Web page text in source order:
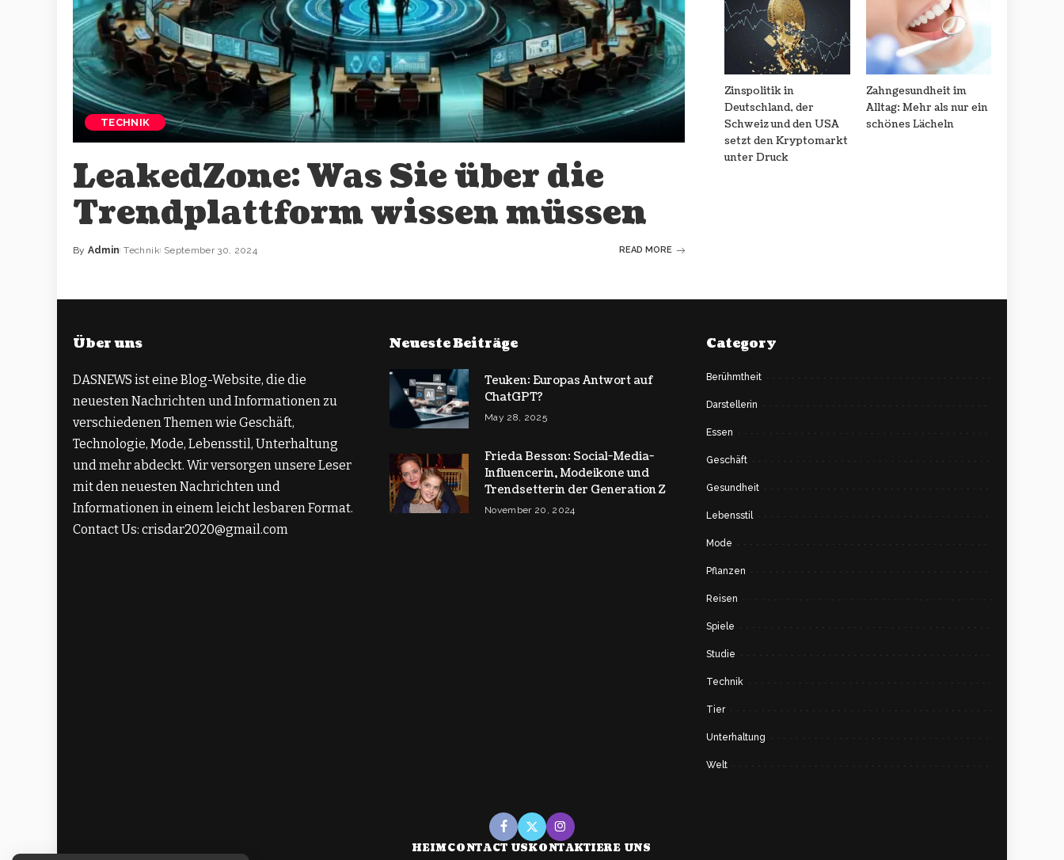
TECHNIK
LeakedZone: Was Sie über die
Trendplattform wissen müssen
By Admin Technik September 30, 2024 READ MORE
Zinspolitik in
Deutschland, der
Schweiz und den USA
setzt den Kryptomarkt
unter Druck
Zahngesundheit im
Alltag: Mehr als nur ein
schönes Lächeln
Über uns
DASNEWS ist eine Blog-Website, die die
neuesten Nachrichten und Informationen zu
verschiedenen Themen wie Geschäft,
Technologie, Mode, Lebensstil, Unterhaltung
und mehr abdeckt. Wir versorgen unsere Leser
mit den neuesten Nachrichten und
Informationen in einem leicht lesbaren Format.
Contact Us: crisdar2020@gmail.com
Neueste Beiträge
Teuken: Europas Antwort auf
ChatGPT?
May 28, 2025
Frieda Besson: Social-Media-
Influencerin, Modeikone und
Trendsetterin der Generation Z
November 20, 2024
Category
Berühmtheit
Darstellerin
Essen
Geschäft
Gesundheit
Lebensstil
Mode
Pflanzen
Reisen
Spiele
Studie
Technik
Tier
Unterhaltung
Welt
HEIMCONTACT USKONTAKTIERE UNS